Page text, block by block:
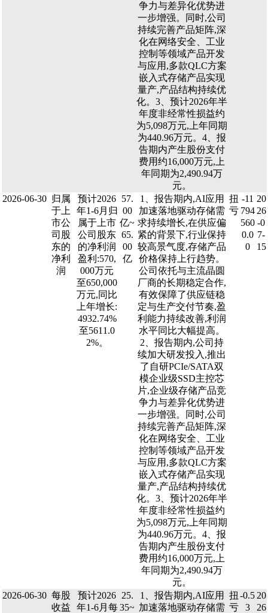
争力与差异化优势进
一步增强。同时,公司
持续完善产品矩阵,深
化在网络安全、工业
控制等领域产品开发
与应用,多款QLC方案
嵌入式存储产品实现
量产,产品结构持续优
化。3、预计2026年半
年度非经常性损益约
为5,098万元,上年同期
为440.96万元。4、报
告期内产生股份支付
费用约16,000万元,上
年同期为2,490.94万
元。
2026-06-30 归属
于上
市公
司股
东的
净利
润
预计2026
年1-6月归
属于上市
公司股东
的净利润
盈利:570,
000万元
至650,000
万元,同比
上年增长:
4932.74%
至5611.0
2%。
57.
00
亿~
65.
00
亿
1、报告期内,AI应用
加速落地驱动存储需
求持续增长,在供应偏
紧的背景下,行业保持
较高景气度,存储产品
价格保持上行趋势。
公司依托与主流晶圆
厂商的长期稳定合作,
有效保障了供应链稳
定与生产交付节奏,盈
利能力持续改善,利润
水平同比大幅提高。
2、报告期内,公司持
续加大研发投入,推出
了自研PCIe/SATA双
模企业级SSD主控芯
片,企业级存储产品竞
争力与差异化优势进
一步增强。同时,公司
持续完善产品矩阵,深
化在网络安全、工业
控制等领域产品开发
与应用,多款QLC方案
嵌入式存储产品实现
量产,产品结构持续优
化。3、预计2026年半
年度非经常性损益约
为5,098万元,上年同期
为440.96万元。4、报
告期内产生股份支付
费用约16,000万元,上
年同期为2,490.94万
元。
扭
亏
-11
794
560
0.0
0
20
26
-0
7-
15
2026-06-30 每股
收益
预计2026
年1-6月每
25.
35~
1、报告期内,AI应用
加速落地驱动存储需
扭
亏
-0.5
3
20
26